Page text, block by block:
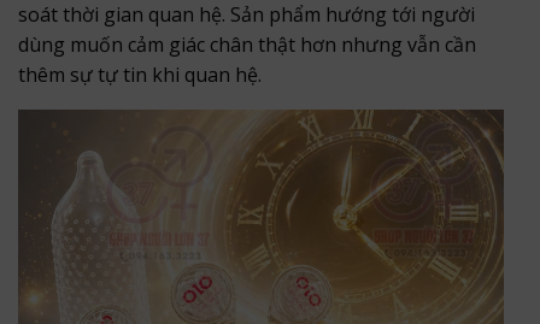
soát thời gian quan hệ. Sản phẩm hướng tới người
dùng muốn cảm giác chân thật hơn nhưng vẫn cần
thêm sự tự tin khi quan hệ.